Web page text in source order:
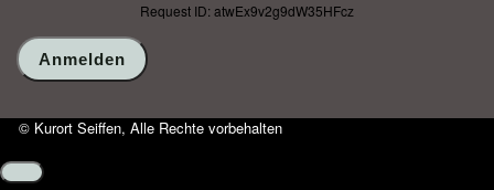
Request ID: atwEx9v2g9dW35HFcz
© Kurort Seiffen, Alle Rechte vorbehalten